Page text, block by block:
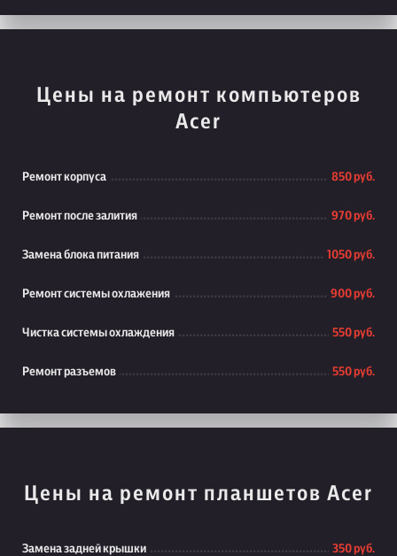
Цены на ремонт компьютеров
Acer
Ремонт корпуса 850 руб.
Ремонт после залития 970 руб.
Замена блока питания 1050 руб.
Ремонт системы охлажения 900 руб.
Чистка системы охлаждения 550 руб.
Ремонт разъемов 550 руб.
Цены на ремонт планшетов Acer
Замена задней крышки 350 руб.